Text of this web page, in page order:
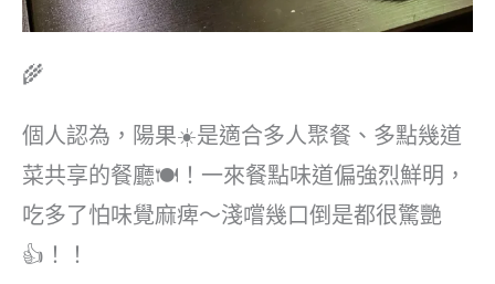
🌾
個人認為，陽果☀️是適合多人聚餐、多點幾道
菜共享的餐廳🍽️！一來餐點味道偏強烈鮮明，
吃多了怕味覺麻痺～淺嚐幾口倒是都很驚艷
👍！！